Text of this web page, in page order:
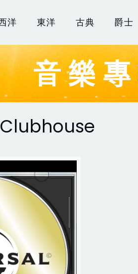
洋 東洋 古典 爵士
音樂